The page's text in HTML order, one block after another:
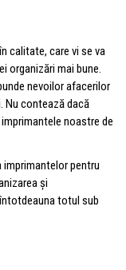
calitate, care vi se va
organizări mai bune.
nevoilor afacerilor
Nu contează dacă
noastre de
pentru
și
totul sub